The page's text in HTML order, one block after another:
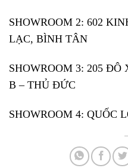
SHOWROOM 2: 602
LẠC, BÌNH TÂN
SHOWROOM 3: 205 ĐÔ
B – THỦ ĐỨC
SHOWROOM 4: QUỐC